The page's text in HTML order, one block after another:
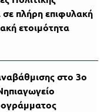
πλήρη επιφυλακή
ετοιμότητα
στο 3ο